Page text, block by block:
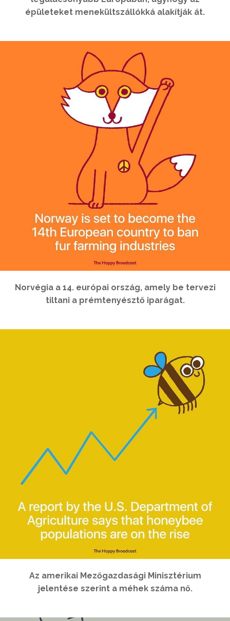
épületeket menekültszállókká alakítják át.
Norvégia a 14. európai ország, amely be tervezi
tiltani a prémtenyésztő iparágat.
Az amerikai Mezőgazdasági Minisztérium
jelentése szerint a méhek száma nő.